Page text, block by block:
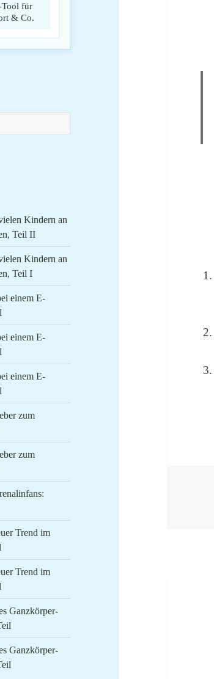
Tool für
& Co.
Kindern an
Teil II
Kindern an
Teil I
einem E-
einem E-
einem E-
zum
zum
Trend im
Trend im
Ganzkörper-
Ganzkörper-